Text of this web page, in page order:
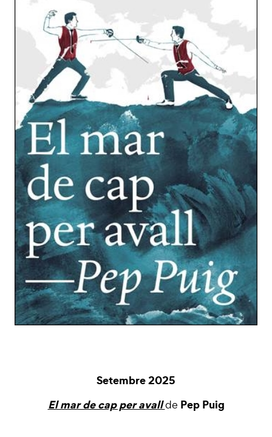
Setembre 2025
El mar de cap per avallde Pep Puig